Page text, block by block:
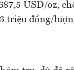
USD/oz,
triệu đồng/